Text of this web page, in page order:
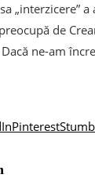
„interzicere”
de
ne-am
Pinterest